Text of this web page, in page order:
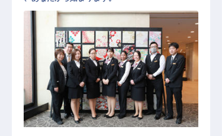
宿泊予約スタッフ（年休108日／残
業月平均8h／賞与年2回）